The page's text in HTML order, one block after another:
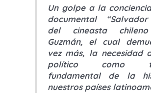
Un golpe a la
documental
del cineasta
Guzmán, el cual
vez más, la necesidad
político como
fundamental de la
nuestros países